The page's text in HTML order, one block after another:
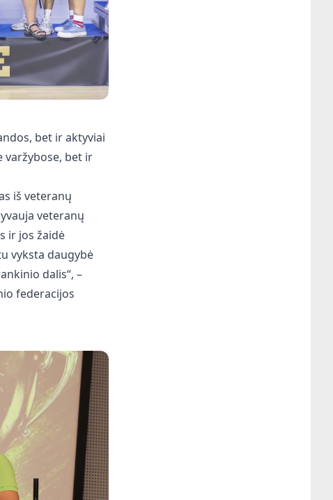
bet ir aktyviai
varžybose, bet ir
iš veteranų
veteranų
ir jos žaidė
vyksta daugybė
dalis“, –
federacijos